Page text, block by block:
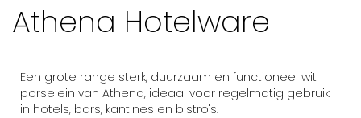
Athena Hotelware
Een grote range sterk, duurzaam en functioneel wit
porselein van Athena, ideaal voor regelmatig gebruik
in hotels, bars, kantines en bistro's.